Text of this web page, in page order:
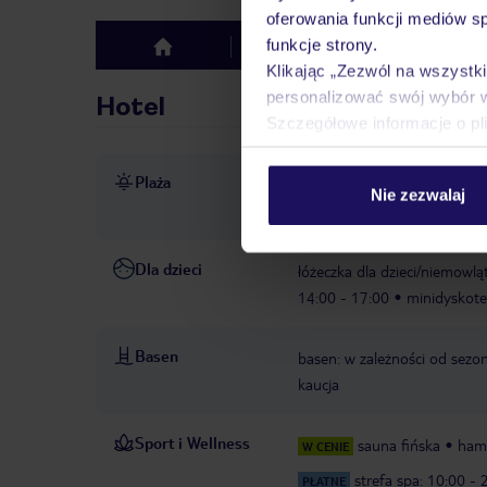
oferowania funkcji mediów
funkcje strony.
Klikając „Zezwól na
personalizować swój wybór
Szczegółowe informacje o
Nie zezwalaj
top Hotel
Hotel
Plaża
niewielka plaża
leżaki w cenie
Dla dzieci
łóżeczka dla dzieci/
14:00 - 17:00
Basen
basen: w zależności od
kaucja
Sport i Wellness W CENIE sauna fińska
PŁATNE strefa spa: 10:00 -